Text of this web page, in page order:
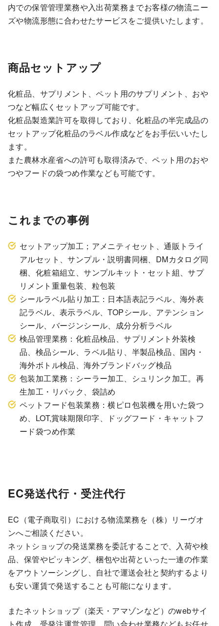
内での保管管理業務や入出荷業務までお客様の物流ニー
ズや物流形態に合わせたサービスをご提供いたします。
商品セットアップ
化粧品、サプリメント、ペット用のサプリメント、おや
つなど幅広くセットアップ可能です。
化粧品製造業許可を取得しており、化粧品の半完成品の
セットアップ化粧品のラベル作成などをお手伝いいたし
ます。
また農林水産省への許可も取得済みで、ペット用のおや
つやフードの袋つめ作業なども可能です。
これまでの事例
セットアップ加工；アメニティセット、通販トライ
アルセット、サンプル・説明書同梱、DMカタログ同
梱、化粧箱組立、サンプルキット・セット組、サプ
リメント重量包装、粒包装
シールラベル貼り加工：日本語表記ラベル、海外表
記ラベル、表示ラベル、TOPシール、アテンション
シール、バージンシール、成分分析ラベル
検品管理業務：化粧品検品、サプリメント外装検
品、検品シール、ラベル貼り、半製品検品、国内・
海外ボトル検品、海外ブランドバッグ検品
包装加工業務：シーラー加工、シュリンク加工。再
生加工・リパック、袋詰め
ペットフード包装業務：横ピロ包装機を用いた袋つ
め、LOT,賞味期限印字、ドッグフード・キャットフ
ード袋つめ作業
EC発送代行・受注代行
EC（電子商取引）における物流業務を（株）リーヴオ
ンへご相談ください。
ネットショップの発送業務を委託することで、入荷や検
品、保管やピッキング、梱包や出荷といった一連の作業
をアウトソーシングし、自社で運送会社と契約するより
も安い運賃で発送することも可能になります。
またネットショップ（楽天・アマゾンなど）のwebサイ